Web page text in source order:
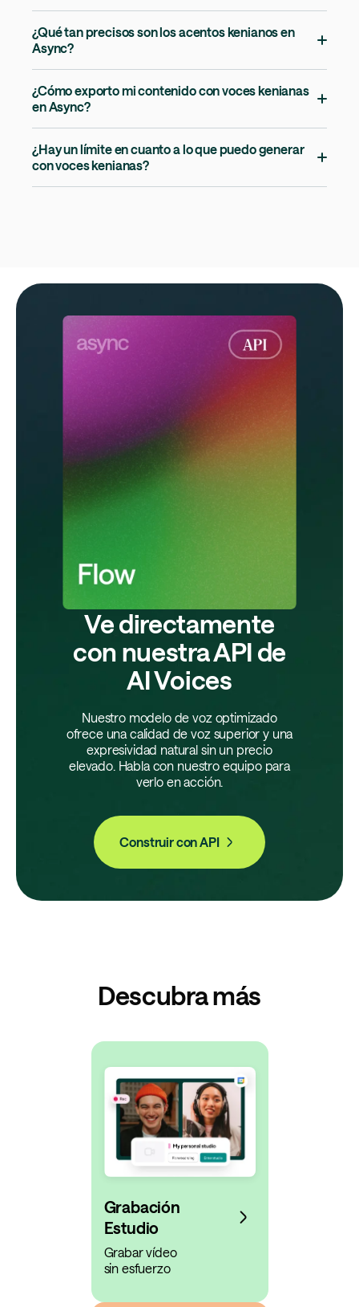
¿Qué tan precisos son los acentos kenianos en
Async?
¿Cómo exporto mi contenido con voces kenianas
en Async?
¿Hay un límite en cuanto a lo que puedo generar
con voces kenianas?
Ve directamente
con nuestra API de
AI Voices
Nuestro modelo de voz optimizado
ofrece una calidad de voz superior y una
expresividad natural sin un precio
elevado. Habla con nuestro equipo para
verlo en acción.
Construir con API
Descubra más
Grabación
Estudio
Grabar vídeo
sin esfuerzo